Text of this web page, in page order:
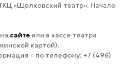
«Щелковский театр». Начало
сайте или в кассе театра
картой).
– по телефону: +7 (496)